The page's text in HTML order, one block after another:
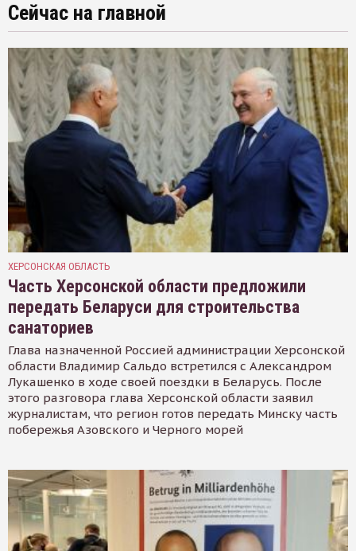
Сейчас на главной
ХЕРСОНСКАЯ ОБЛАСТЬ
Часть Херсонской области предложили
передать Беларуси для строительства
санаториев
Глава назначенной Россией администрации Херсонской
области Владимир Сальдо встретился с Александром
Лукашенко в ходе своей поездки в Беларусь. После
этого разговора глава Херсонской области заявил
журналистам, что регион готов передать Минску часть
побережья Азовского и Черного морей